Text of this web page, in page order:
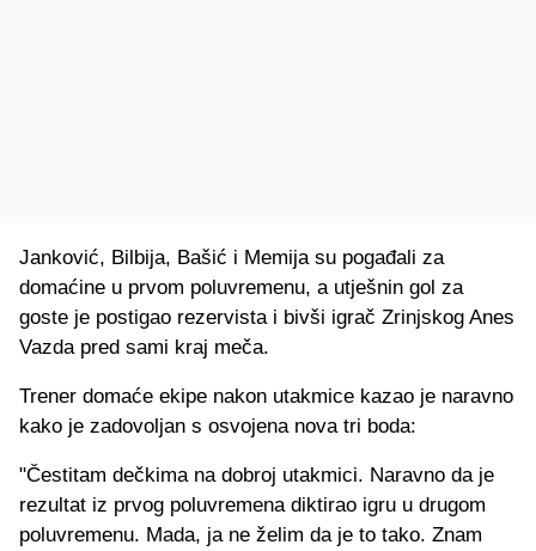
Janković, Bilbija, Bašić i Memija su pogađali za
domaćine u prvom poluvremenu, a utješnin gol za
goste je postigao rezervista i bivši igrač Zrinjskog Anes
Vazda pred sami kraj meča.
Trener domaće ekipe nakon utakmice kazao je naravno
kako je zadovoljan s osvojena nova tri boda:
"Čestitam dečkima na dobroj utakmici. Naravno da je
rezultat iz prvog poluvremena diktirao igru u drugom
poluvremenu. Mada, ja ne želim da je to tako. Znam